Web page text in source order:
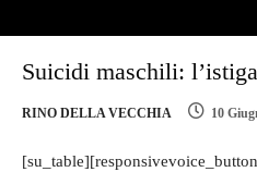
Suicidi maschili:
RINO DELLA VECCHIA 10